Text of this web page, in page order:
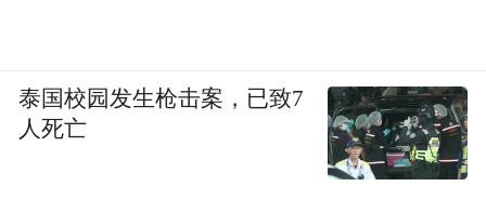
泰国校园发生枪击案，已致7
人死亡